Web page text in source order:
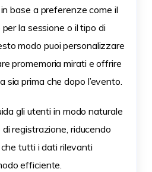
base a preferenze come il
la sessione o il tipo di
modo puoi personalizzare
promemoria mirati e offrire
sia prima che dopo l’evento.
gli utenti in modo naturale
registrazione, riducendo
tutti i dati rilevanti
efficiente.